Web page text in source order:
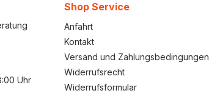
Uhr
Shop Service
Anfahrt
Kontakt
Versand und Zahlungsbedingungen
Widerrufsrecht
Widerrufsformular